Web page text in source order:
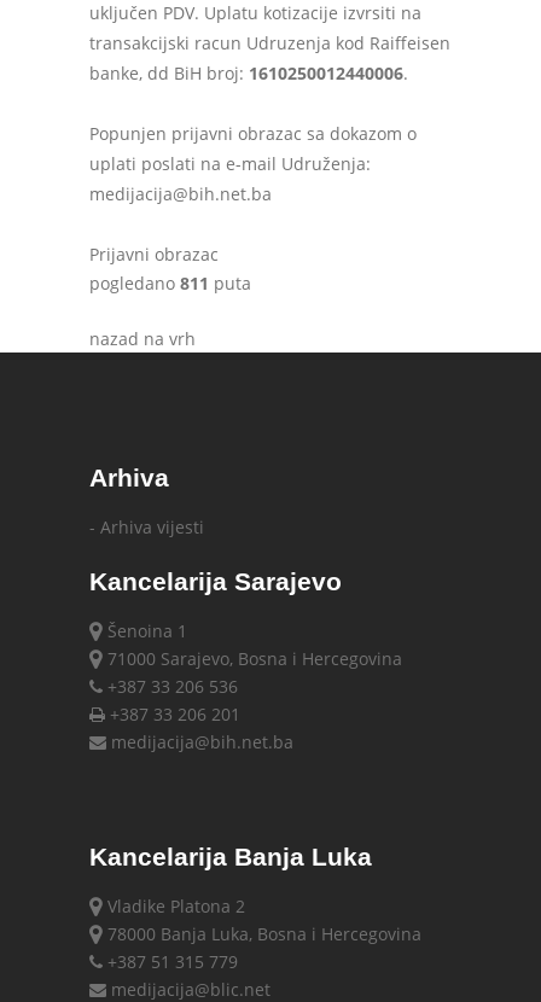
uključen PDV. Uplatu kotizacije izvrsiti na
transakcijski racun Udruzenja kod Raiffeisen
banke, dd BiH broj: 1610250012440006.
Popunjen prijavni obrazac sa dokazom o
uplati poslati na e-mail Udruženja:
medijacija@bih.net.ba
Prijavni obrazac
pogledano 811 puta
nazad na vrh
Arhiva
- Arhiva vijesti
Kancelarija Sarajevo
Šenoina 1
71000 Sarajevo, Bosna i Hercegovina
+387 33 206 536
+387 33 206 201
medijacija@bih.net.ba
Kancelarija Banja Luka
Vladike Platona 2
78000 Banja Luka, Bosna i Hercegovina
+387 51 315 779
medijacija@blic.net